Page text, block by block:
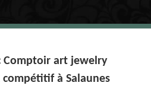
Comptoir art jewelry
à Salaunes